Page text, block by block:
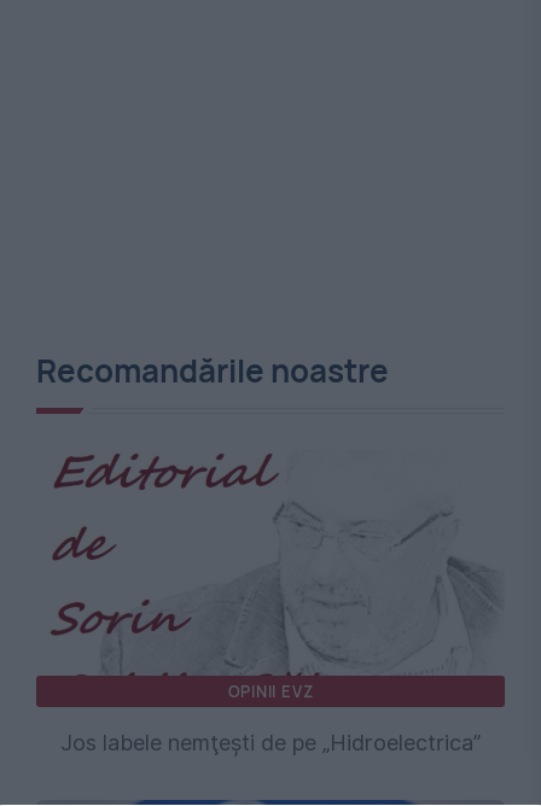
Recomandările noastre
OPINII EVZ
Jos labele nemţeşti de pe „Hidroelectrica”